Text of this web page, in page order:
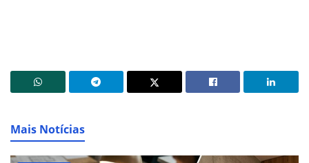
Mais Notícias